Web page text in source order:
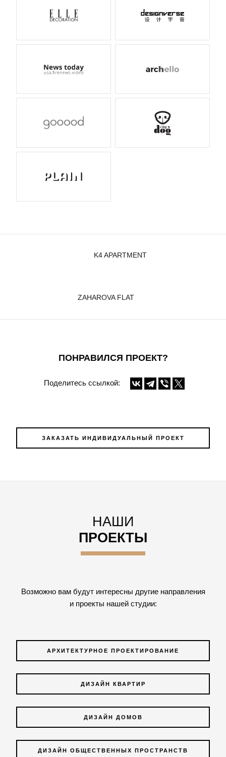
K4 APARTMENT
ZAHAROVA FLAT
ПОНРАВИЛСЯ ПРОЕКТ?
Поделитесь ссылкой:
ЗАКАЗАТЬ ИНДИВИДУАЛЬНЫЙ ПРОЕКТ
НАШИ
ПРОЕКТЫ
Возможно вам будут интересны другие направления
и проекты нашей студии:
АРХИТЕКТУРНОЕ ПРОЕКТИРОВАНИЕ
ДИЗАЙН КВАРТИР
ДИЗАЙН ДОМОВ
ДИЗАЙН ОБЩЕСТВЕННЫХ ПРОСТРАНСТВ